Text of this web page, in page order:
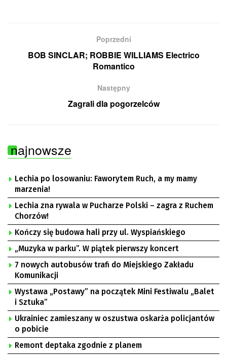
Poprzedni
BOB SINCLAR; ROBBIE WILLIAMS Electrico
Romantico
Następny
Zagrali dla pogorzelców
najnowsze
Lechia po losowaniu: Faworytem Ruch, a my mamy
marzenia!
Lechia zna rywala w Pucharze Polski – zagra z Ruchem
Chorzów!
Kończy się budowa hali przy ul. Wyspiańskiego
„Muzyka w parku”. W piątek pierwszy koncert
7 nowych autobusów trafi do Miejskiego Zakładu
Komunikacji
Wystawa „Postawy” na początek Mini Festiwalu „Balet
i Sztuka”
Ukrainiec zamieszany w oszustwa oskarża policjantów
o pobicie
Remont deptaka zgodnie z planem